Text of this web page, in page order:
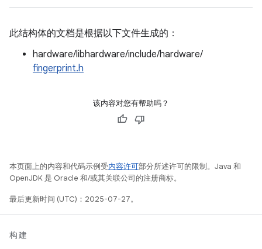
此结构体的文档是根据以下文件生成的：
hardware/libhardware/include/hardware/
fingerprint.h
该内容对您有帮助吗？
本页面上的内容和代码示例受内容许可部分所述许可的限制。Java 和
OpenJDK 是 Oracle 和/或其关联公司的注册商标。
最后更新时间 (UTC)：2025-07-27。
构建